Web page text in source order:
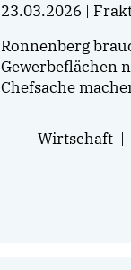
23.03.2026 |
Ronnenberg
Gewerbeflächen
Chefsache
Wirtschaft|